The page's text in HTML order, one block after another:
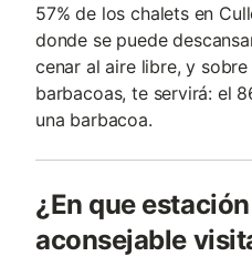
57% de los chalets en
donde se puede
cenar al aire libre, y
barbacoas, te servirá: el
una barbacoa.
¿En que
aconsejable